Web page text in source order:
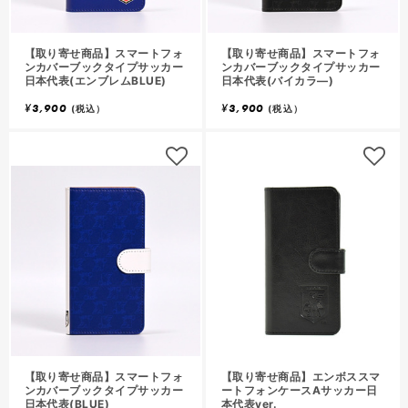
【取り寄せ商品】スマートフォ
ンカバーブックタイプサッカー
日本代表(エンブレムBLUE)
¥3,900 (税込）
【取り寄せ商品】スマートフォ
ンカバーブックタイプサッカー
日本代表(バイカラ―)
¥3,900 (税込）
【取り寄せ商品】スマートフォ
ンカバーブックタイプサッカー
日本代表(BLUE)
【取り寄せ商品】エンボススマ
ートフォンケースAサッカー日
本代表ver.